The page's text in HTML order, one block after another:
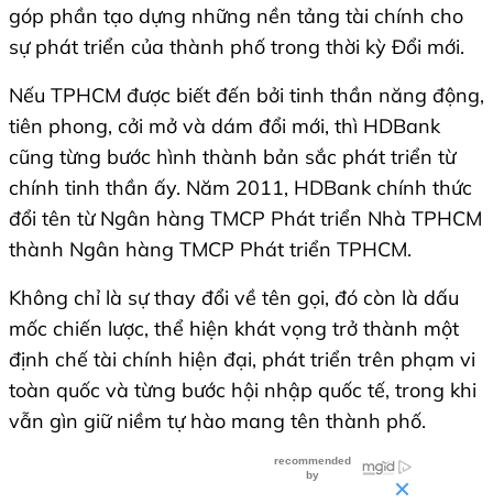
góp phần tạo dựng những nền tảng tài chính cho
sự phát triển của thành phố trong thời kỳ Đổi mới.
Nếu TPHCM được biết đến bởi tinh thần năng động,
tiên phong, cởi mở và dám đổi mới, thì HDBank
cũng từng bước hình thành bản sắc phát triển từ
chính tinh thần ấy. Năm 2011, HDBank chính thức
đổi tên từ Ngân hàng TMCP Phát triển Nhà TPHCM
thành Ngân hàng TMCP Phát triển TPHCM.
Không chỉ là sự thay đổi về tên gọi, đó còn là dấu
mốc chiến lược, thể hiện khát vọng trở thành một
định chế tài chính hiện đại, phát triển trên phạm vi
toàn quốc và từng bước hội nhập quốc tế, trong khi
vẫn gìn giữ niềm tự hào mang tên thành phố.